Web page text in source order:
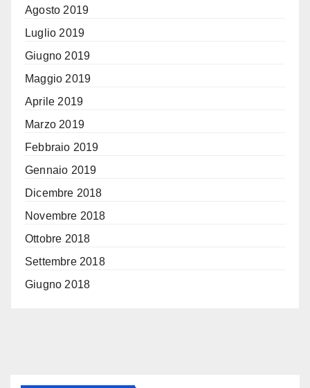
Agosto 2019
Luglio 2019
Giugno 2019
Maggio 2019
Aprile 2019
Marzo 2019
Febbraio 2019
Gennaio 2019
Dicembre 2018
Novembre 2018
Ottobre 2018
Settembre 2018
Giugno 2018